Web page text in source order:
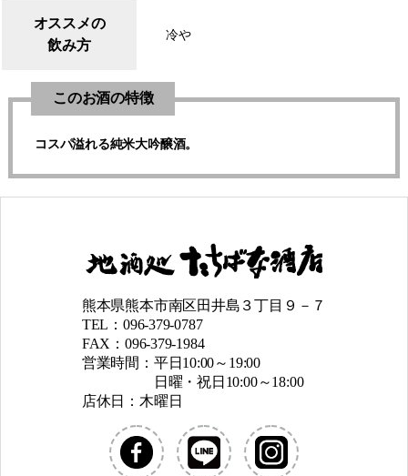
オススメの
飲み方
冷や
このお酒の特徴
コスパ溢れる純米大吟醸酒。
熊本県熊本市南区田井島３丁目９－７
TEL：096-379-0787
FAX：096-379-1984
営業時間：平日10:00～19:00
日曜・祝日10:00～18:00
店休日：木曜日